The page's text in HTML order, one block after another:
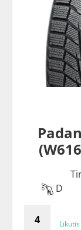
D